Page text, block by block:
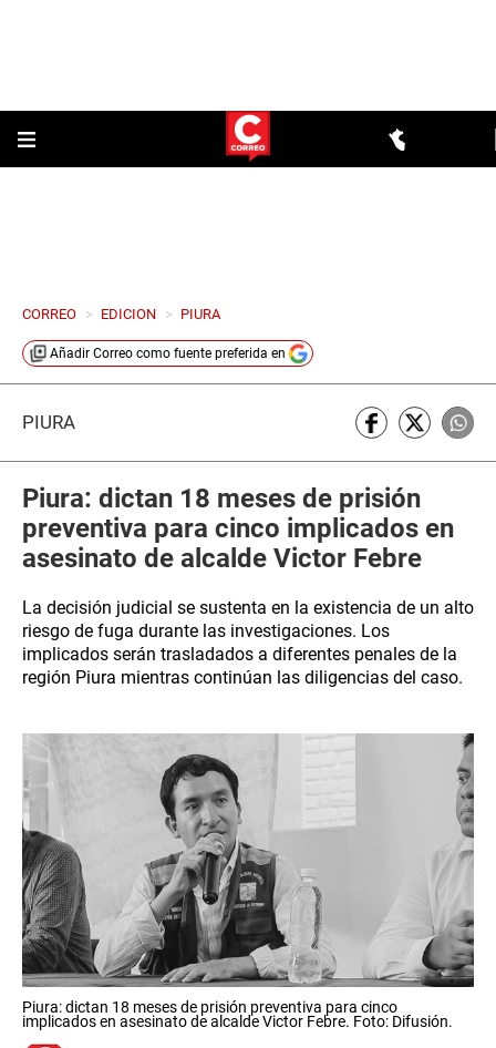
CORREO > EDICION > PIURA
Añadir Correo como fuente preferida en
PIURA
Piura: dictan 18 meses de prisión
preventiva para cinco implicados en
asesinato de alcalde Victor Febre
La decisión judicial se sustenta en la existencia de un alto
riesgo de fuga durante las investigaciones. Los
implicados serán trasladados a diferentes penales de la
región Piura mientras continúan las diligencias del caso.
Piura: dictan 18 meses de prisión preventiva para cinco
implicados en asesinato de alcalde Victor Febre. Foto: Difusión.